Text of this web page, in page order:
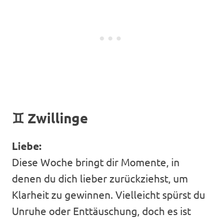
♊ Zwillinge
Liebe:
Diese Woche bringt dir Momente, in
denen du dich lieber zurückziehst, um
Klarheit zu gewinnen. Vielleicht spürst du
Unruhe oder Enttäuschung, doch es ist